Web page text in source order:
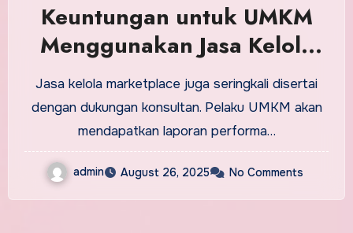
Keuntungan untuk UMKM
Menggunakan Jasa Kelola
Marketplace
Jasa kelola marketplace juga seringkali disertai
dengan dukungan konsultan. Pelaku UMKM akan
mendapatkan laporan performa…
admin August 26, 2025 No Comments